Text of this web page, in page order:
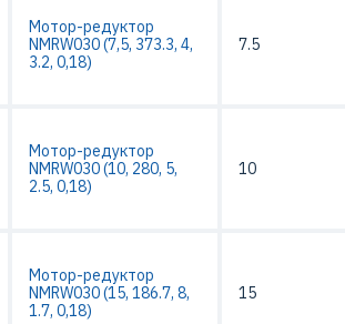
Мотор-редуктор
NMRW030 (7,5, 373.3, 4,
3.2, 0,18)
7.5
Мотор-редуктор
NMRW030 (10, 280, 5,
2.5, 0,18)
10
Мотор-редуктор
NMRW030 (15, 186.7, 8,
1.7, 0,18)
15